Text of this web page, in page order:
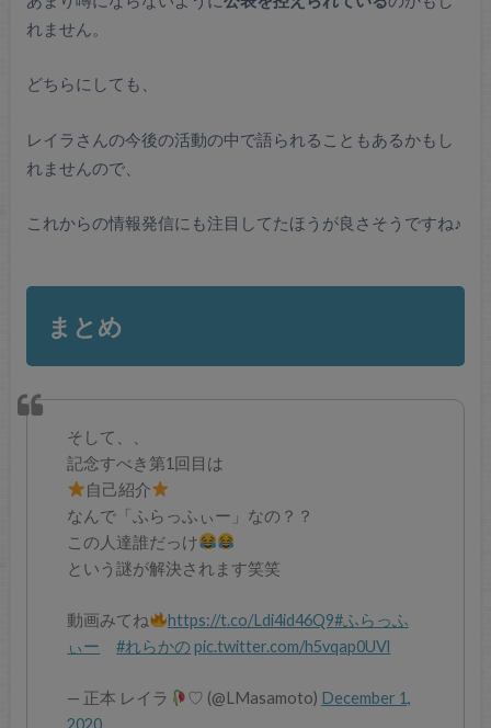
れません。
どちらにしても、
レイラさんの今後の活動の中で語られることもあるかもし
れませんので、
これからの情報発信にも注目してたほうが良さそうですね♪
まとめ
そして、、
記念すべき第1回目は
自己紹介
なんで「ふらっふぃー」なの？？
この人達誰だっけ
という謎が解決されます笑笑
動画みてね https://t.co/Ldi4id46Q9#ふらっふ
ぃー
#れらかのpic.twitter.com/h5vqap0UVl
— 正本 レイラ ♡ (@LMasamoto) December 1,